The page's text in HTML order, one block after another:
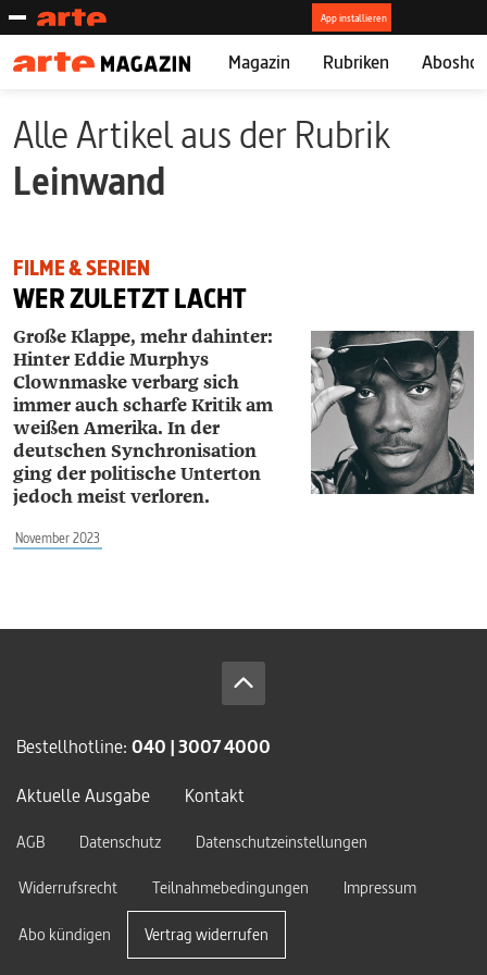
Magazin Rubriken
Alle Artikel aus der Rubrik
Leinwand
FILME & SERIEN
WER ZULETZT LACHT
Große Klappe, mehr dahinter:
Hinter Eddie Murphys
Clownmaske verbarg sich
immer auch scharfe Kritik am
weißen Amerika. In der
deutschen Synchronisation
ging der politische Unterton
jedoch meist verloren.
November 2023
Bestellhotline: 040 | 3007 4000
Aktuelle Ausgabe
Kontakt
AGB Datenschutz
Datenschutzeinstellungen
Widerrufsrecht
Teilnahmebedingungen Impressum
Abo kündigen Vertrag widerrufen